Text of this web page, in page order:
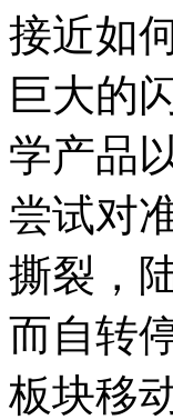
接近如
巨大的
学产品
尝试对
撕裂 ，
而自转
板块移